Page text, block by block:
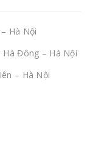
Hà Nội
Hà Đông – Hà Nội
– Hà Nội